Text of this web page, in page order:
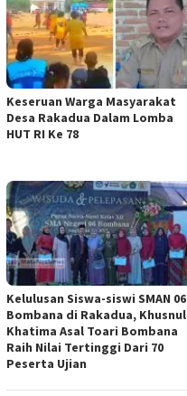
Keseruan Warga Masyarakat
Desa Rakadua Dalam Lomba
HUT RI Ke 78
Kelulusan Siswa-siswi SMAN 06
Bombana di Rakadua, Khusnul
Khatima Asal Toari Bombana
Raih Nilai Tertinggi Dari 70
Peserta Ujian